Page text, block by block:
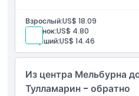
Трансферы между
центром Мельбурна
Бесплатный Wi-Fi на борту
Взрослый:US$ 18.09
Ребенок:US$ 4.80
Старший:US$ 14.46
Из центра Мельбурна
Тулламарин - обратно